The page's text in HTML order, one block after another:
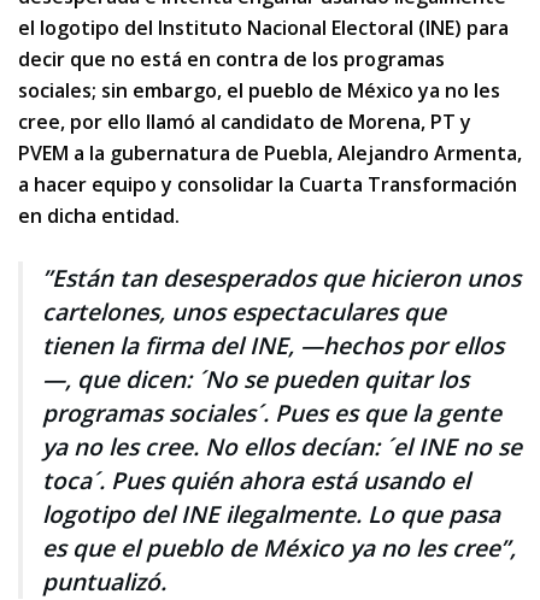
el logotipo del Instituto Nacional Electoral (INE) para
decir que no está en contra de los programas
sociales; sin embargo, el pueblo de México ya no les
cree, por ello llamó al candidato de Morena, PT y
PVEM a la gubernatura de Puebla, Alejandro Armenta,
a hacer equipo y consolidar la Cuarta Transformación
en dicha entidad.
”Están tan desesperados que hicieron unos
cartelones, unos espectaculares que
tienen la firma del INE, —hechos por ellos
—, que dicen: ´No se pueden quitar los
programas sociales´. Pues es que la gente
ya no les cree. No ellos decían: ´el INE no se
toca´. Pues quién ahora está usando el
logotipo del INE ilegalmente. Lo que pasa
es que el pueblo de México ya no les cree”,
puntualizó.